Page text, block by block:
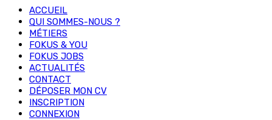
ACCUEIL
QUI SOMMES-NOUS ?
MÉTIERS
FOKUS & YOU
FOKUS JOBS
ACTUALITÉS
CONTACT
DÉPOSER MON CV
INSCRIPTION
CONNEXION